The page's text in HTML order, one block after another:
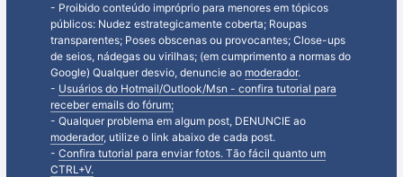
- Proibido conteúdo impróprio para menores em tópicos
públicos: Nudez estrategicamente coberta; Roupas
transparentes; Poses obscenas ou provocantes; Close-ups
de seios, nádegas ou virilhas; (em cumprimento a normas do
Google) Qualquer desvio, denuncie ao moderador.
- Usuários do Hotmail/Outlook/Msn - confira tutorial para
receber emails do fórum;
- Qualquer problema em algum post, DENUNCIE ao
moderador, utilize o link abaixo de cada post.
- Confira tutorial para enviar fotos. Tão fácil quanto um
CTRL+V.